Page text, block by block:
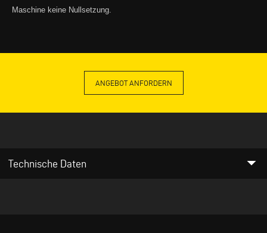
Maschine keine Nullsetzung.
ANGEBOT ANFORDERN
Technische Daten arrow_drop_down